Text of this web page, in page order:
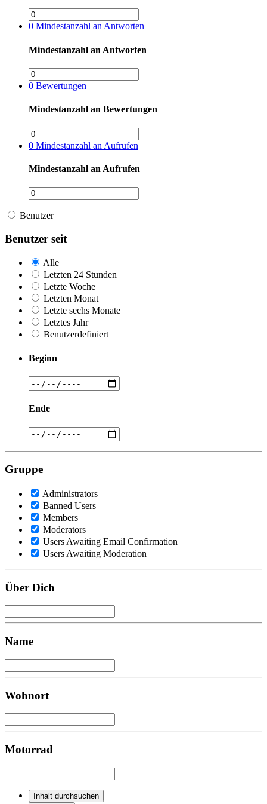
0 Mindestanzahl an Antworten
Mindestanzahl an Antworten
0 Bewertungen
Mindestanzahl an Bewertungen
0 Mindestanzahl an Aufrufen
Mindestanzahl an Aufrufen
Benutzer
Benutzer seit
Alle
Letzten 24 Stunden
Letzte Woche
Letzten Monat
Letzte sechs Monate
Letztes Jahr
Benutzerdefiniert
Beginn
Ende
Gruppe
Administrators
Banned Users
Members
Moderators
Users Awaiting Email Confirmation
Users Awaiting Moderation
Über Dich
Name
Wohnort
Motorrad
Inhalt durchsuchen